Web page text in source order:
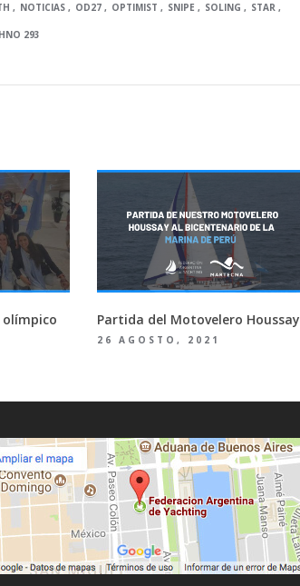
NOTICIAS OD27 OPTIMIST SNIPE SOLING STAR
293
Partida del Motovelero Houssay
26 AGOSTO, 2021